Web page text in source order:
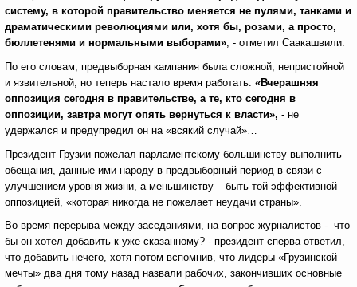
систему, в которой правительство меняется не пулями, танками и
драматическими революциями или, хотя бы, розами, а просто,
бюллетенями и нормальными выборами», - отметил Саакашвили.
По его словам, предвыборная кампания была сложной, непристойной
и язвительной, но теперь настало время работать. «Вчерашняя
оппозиция сегодня в правительстве, а те, кто сегодня в
оппозиции, завтра могут опять вернуться к власти», - не
удержался и предупредил он на «всякий случай»…
Президент Грузии пожелал парламентскому большинству выполнить
обещания, данные ими народу в предвыборный период в связи с
улучшением уровня жизни, а меньшинству – быть той эффективной
оппозицией, «которая никогда не пожелает неудачи страны».
Во время перерыва между заседаниями, на вопрос журналистов - что
бы он хотел добавить к уже сказанному? - президент сперва ответил,
что добавить нечего, хотя потом вспомнив, что лидеры «Грузинской
мечты» два дня тому назад назвали рабочих, закончивших основные